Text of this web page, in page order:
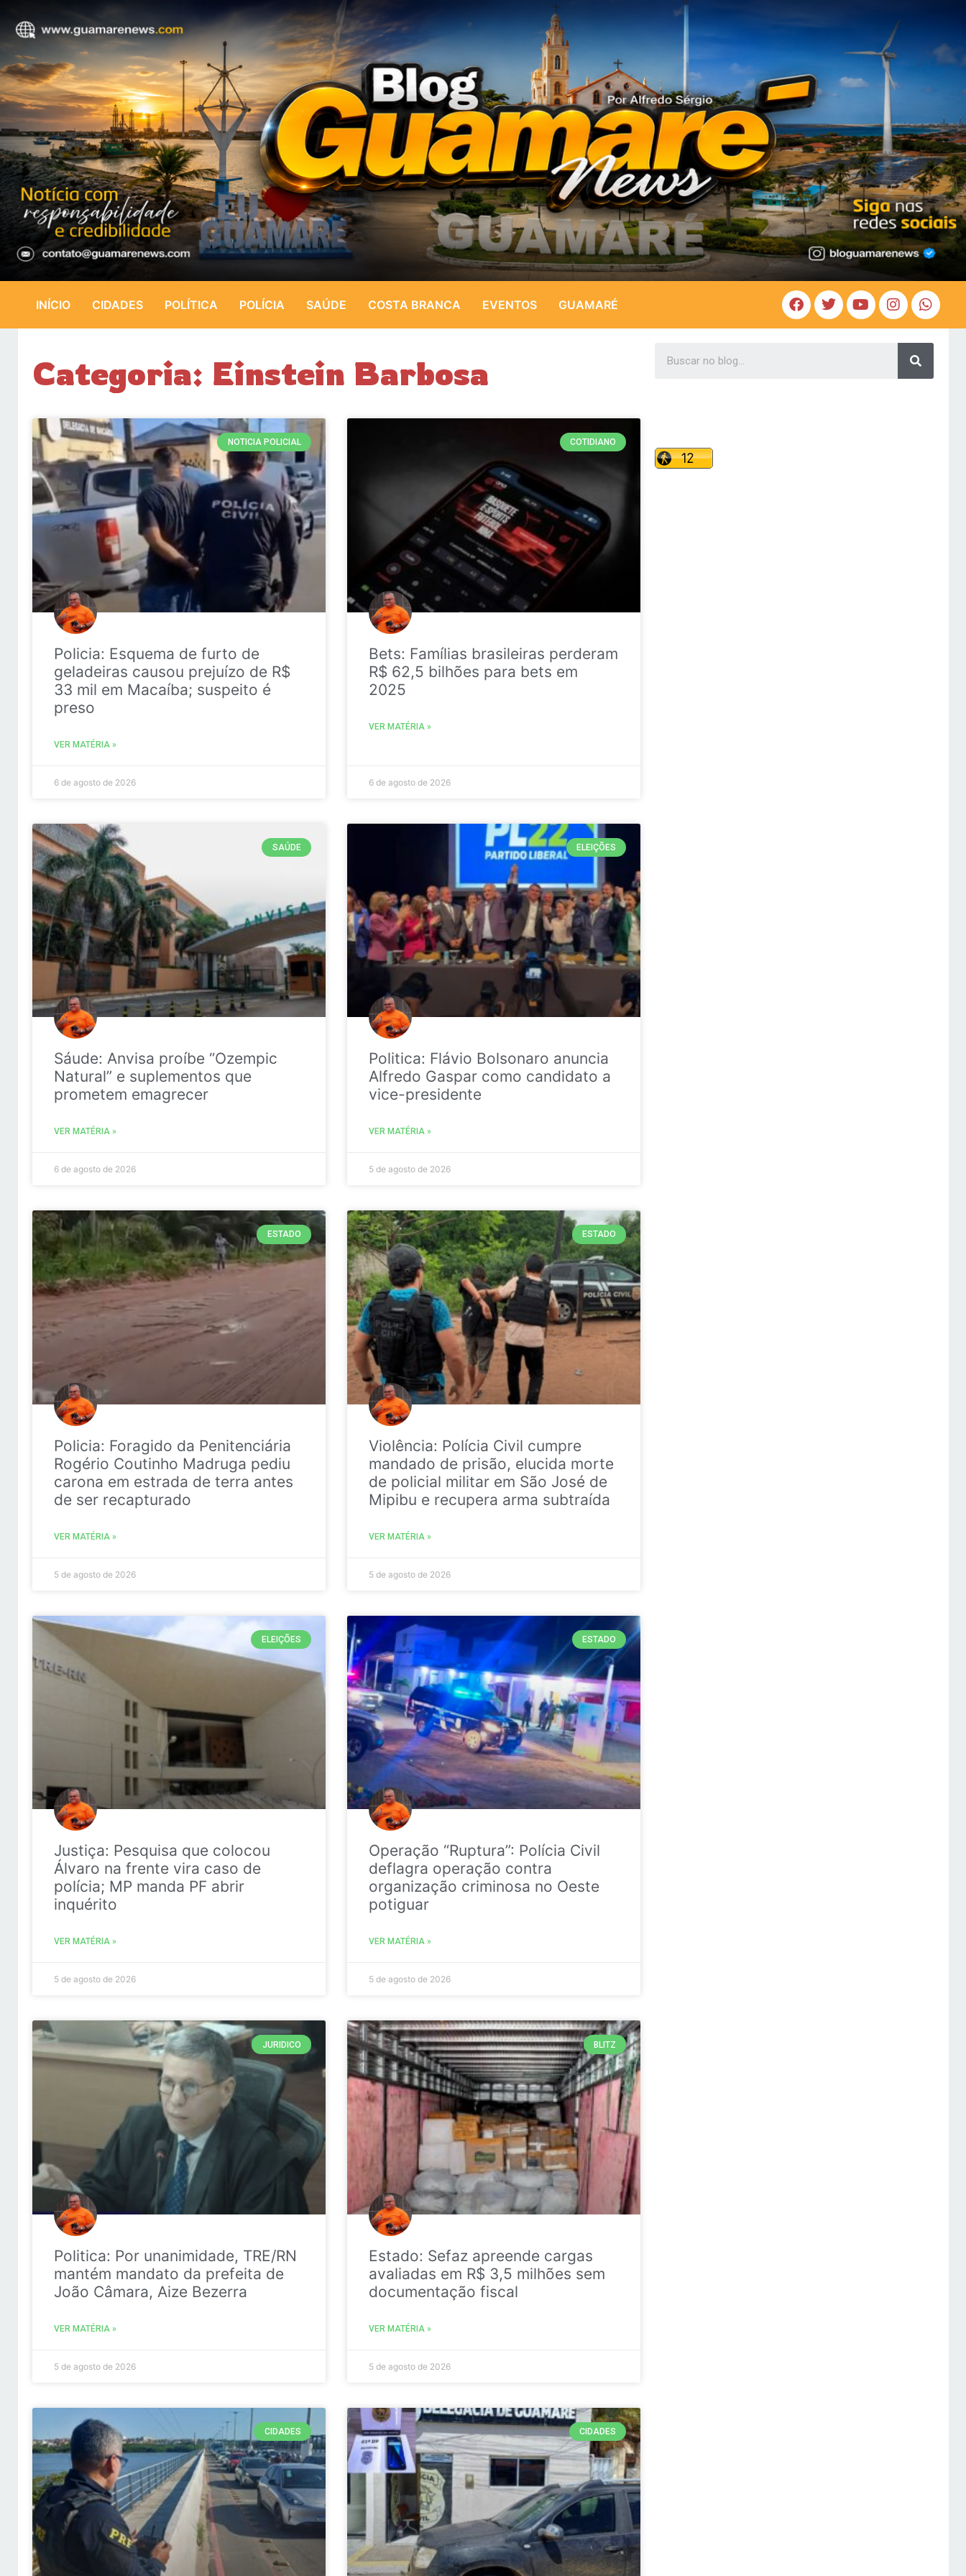
INÍCIO CIDADES POLÍTICA POLÍCIA SAÚDE COSTA BRANCA EVENTOS GUAMARÉ
Categoria: Einstein Barbosa
NOTICIA POLICIAL
Policia: Esquema de furto de
geladeiras causou prejuízo de R$
33 mil em Macaíba; suspeito é
preso
VER MATÉRIA »
6 de agosto de 2026
COTIDIANO
Bets: Famílias brasileiras perderam
R$ 62,5 bilhões para bets em
2025
VER MATÉRIA »
6 de agosto de 2026
SAÚDE
Sáude: Anvisa proíbe “Ozempic
Natural” e suplementos que
prometem emagrecer
VER MATÉRIA »
6 de agosto de 2026
ELEIÇÕES
Politica: Flávio Bolsonaro anuncia
Alfredo Gaspar como candidato a
vice-presidente
VER MATÉRIA »
5 de agosto de 2026
ESTADO
Policia: Foragido da Penitenciária
Rogério Coutinho Madruga pediu
carona em estrada de terra antes
de ser recapturado
VER MATÉRIA »
5 de agosto de 2026
ESTADO
Violência: Polícia Civil cumpre
mandado de prisão, elucida morte
de policial militar em São José de
Mipibu e recupera arma subtraída
VER MATÉRIA »
5 de agosto de 2026
ELEIÇÕES
Justiça: Pesquisa que colocou
Álvaro na frente vira caso de
polícia; MP manda PF abrir
inquérito
VER MATÉRIA »
5 de agosto de 2026
ESTADO
Operação “Ruptura”: Polícia Civil
deflagra operação contra
organização criminosa no Oeste
potiguar
VER MATÉRIA »
5 de agosto de 2026
JURIDICO
Politica: Por unanimidade, TRE/RN
mantém mandato da prefeita de
João Câmara, Aize Bezerra
VER MATÉRIA »
5 de agosto de 2026
BLITZ
Estado: Sefaz apreende cargas
avaliadas em R$ 3,5 milhões sem
documentação fiscal
VER MATÉRIA »
5 de agosto de 2026
CIDADES CIDADES